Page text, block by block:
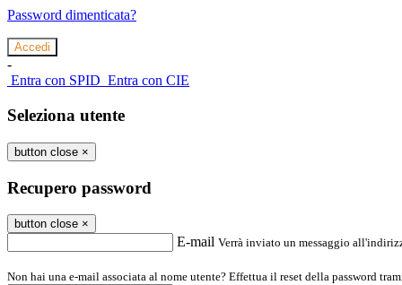
Password dimenticata?
-
Entra con SPID Entra con CIE
Seleziona utente
button close ×
Recupero password
button close ×
E-mail Verrà inviato un messaggio
Non hai una e-mail associata al nome utente? Effettua il reset della password